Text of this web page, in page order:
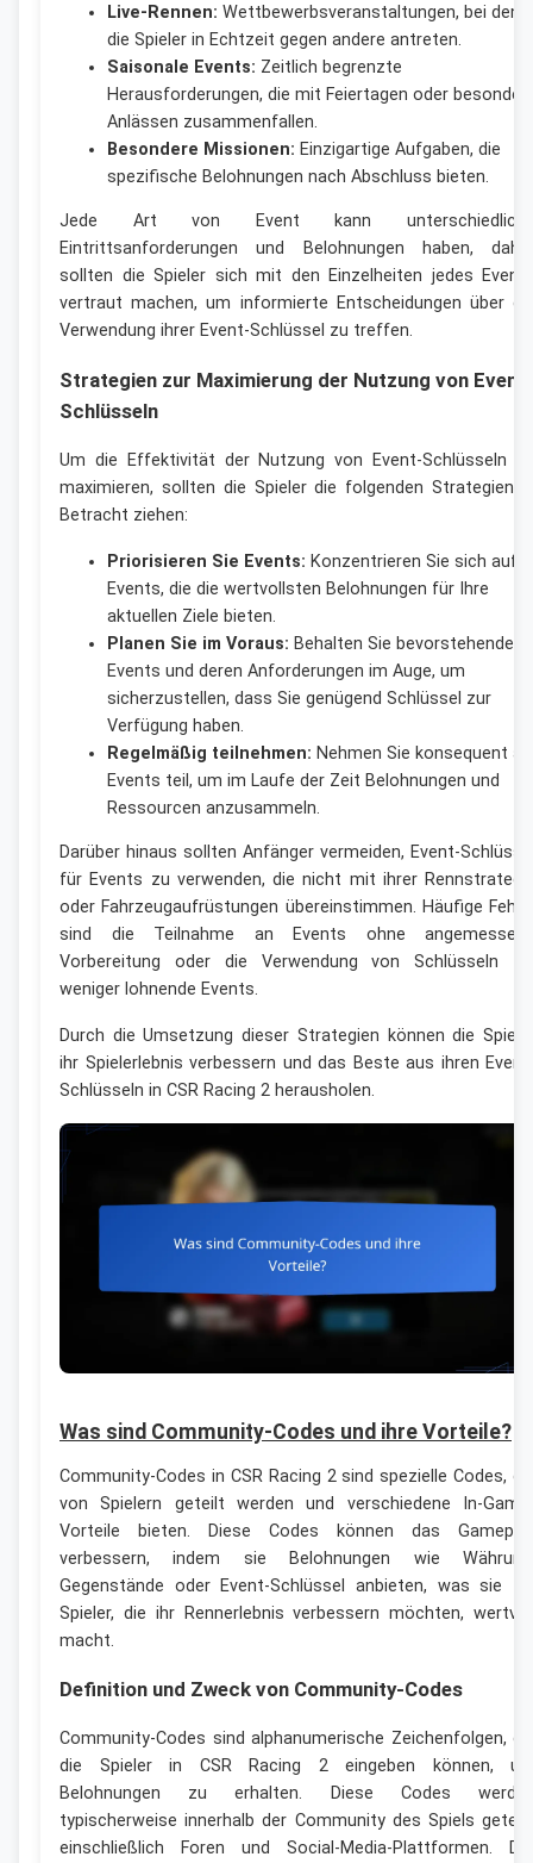
Live-Rennen: Wettbewerbsveranstaltungen, bei
die Spieler in Echtzeit gegen andere antreten.
Saisonale Events: Zeitlich begrenzte
Herausforderungen, die mit Feiertagen oder
Anlässen zusammenfallen.
Besondere Missionen: Einzigartige Aufgaben, die
spezifische Belohnungen nach Abschluss bieten.
Jede Art von Event kann
Eintrittsanforderungen und Belohnungen haben,
sollten die Spieler sich mit den Einzelheiten jedes
vertraut machen, um informierte Entscheidungen über
Verwendung ihrer Event-Schlüssel zu treffen.
Strategien zur Maximierung der Nutzung von Event-
Schlüsseln
Um die Effektivität der Nutzung von Event-Schlüsseln
maximieren, sollten die Spieler die folgenden Strategien
Betracht ziehen:
Priorisieren Sie Events: Konzentrieren Sie sich auf
Events, die die wertvollsten Belohnungen für Ihre
aktuellen Ziele bieten.
Planen Sie im Voraus: Behalten Sie bevorstehende
Events und deren Anforderungen im Auge, um
sicherzustellen, dass Sie genügend Schlüssel zur
Verfügung haben.
Regelmäßig teilnehmen: Nehmen Sie konsequent an
Events teil, um im Laufe der Zeit Belohnungen und
Ressourcen anzusammeln.
Darüber hinaus sollten Anfänger vermeiden, Event-
für Events zu verwenden, die nicht mit ihrer
oder Fahrzeugaufrüstungen übereinstimmen. Häufige
sind die Teilnahme an Events ohne
Vorbereitung oder die Verwendung von Schlüsseln
weniger lohnende Events.
Durch die Umsetzung dieser Strategien können die
ihr Spielerlebnis verbessern und das Beste aus ihren
Schlüsseln in CSR Racing 2 herausholen.
Was sind Community-Codes und ihre Vorteile?
Community-Codes in CSR Racing 2 sind spezielle Codes,
von Spielern geteilt werden und verschiedene In-
Vorteile bieten. Diese Codes können das
verbessern, indem sie Belohnungen wie
Gegenstände oder Event-Schlüssel anbieten, was sie
Spieler, die ihr Rennerlebnis verbessern möchten,
macht.
Definition und Zweck von Community-Codes
Community-Codes sind alphanumerische Zeichenfolgen,
die Spieler in CSR Racing 2 eingeben können,
Belohnungen zu erhalten. Diese Codes
typischerweise innerhalb der Community des Spiels
einschließlich Foren und Social-Media-Plattformen.